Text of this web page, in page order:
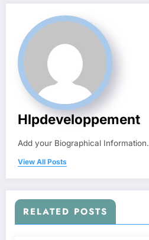
Hlpdeveloppement
Add your Biographical Information.
View All Posts
RELATED POSTS